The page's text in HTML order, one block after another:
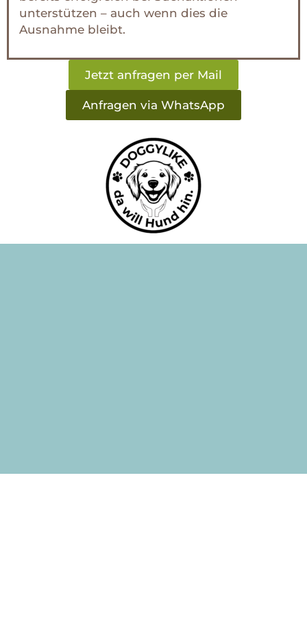
unterstützen – auch wenn dies die
Ausnahme bleibt.
Jetzt anfragen per Mail
Anfragen via WhatsApp